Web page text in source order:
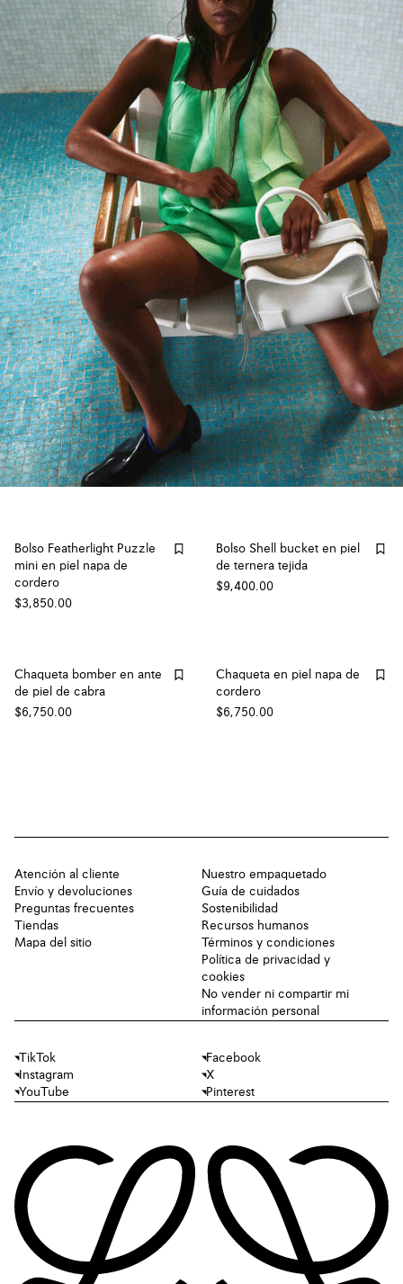
Bolso Featherlight Puzzle
mini en piel napa de
cordero
$3,850.00
Bolso Shell bucket en piel
de ternera tejida
$9,400.00
Chaqueta bomber en ante
de piel de cabra
$6,750.00
Chaqueta en piel napa de
cordero
$6,750.00
Atención al cliente
Envío y devoluciones
Preguntas frecuentes
Tiendas
Mapa del sitio
Nuestro empaquetado
Guía de cuidados
Sostenibilidad
Recursos humanos
Términos y condiciones
Política de privacidad y
cookies
No vender ni compartir mi
información personal
TikTok
Facebook
Instagram
X
YouTube
Pinterest